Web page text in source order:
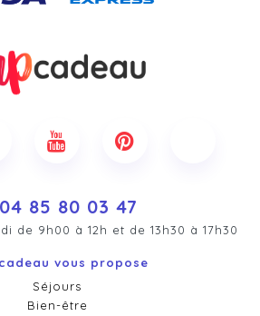
04 85 80 03 47
de 9h00 à 12h et de 13h30 à 17h30
vous propose
Séjours
Bien-être